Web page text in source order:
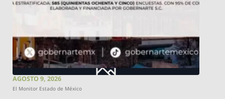
AGOSTO 9, 2026
El Monitor Estado de México